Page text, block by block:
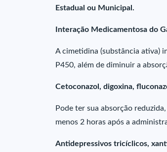
Estadual ou Municipal.
Interação Medicamentosa do
A cimetidina (substância ativa)
P450, além de diminuir a
Cetoconazol, digoxina,
Pode ter sua absorção
menos 2 horas após a
Antidepressivos tricíclicos,